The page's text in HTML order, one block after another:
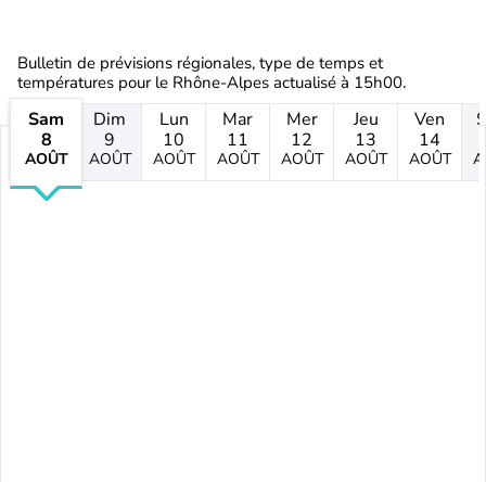
Bulletin de prévisions régionales, type de temps et
températures pour le Rhône-Alpes actualisé à 15h00.
Sam
8
AOÛT
Dim
9
AOÛT
Lun
10
AOÛT
Mar
11
AOÛT
Mer
12
AOÛT
Jeu
13
AOÛT
Ven
14
AOÛT